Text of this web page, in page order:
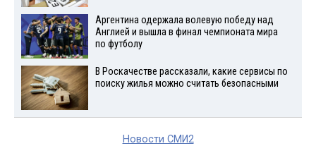
Аргентина одержала волевую победу над
Англией и вышла в финал чемпионата мира
по футболу
В Роскачестве рассказали, какие сервисы по
поиску жилья можно считать безопасными
Новости СМИ2